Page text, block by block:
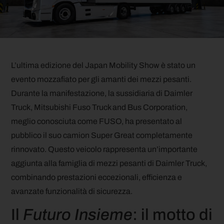
L’ultima edizione del Japan Mobility Show è stato un
evento mozzafiato per gli amanti dei mezzi pesanti.
Durante la manifestazione, la sussidiaria di Daimler
Truck, Mitsubishi Fuso Truck and Bus Corporation,
meglio conosciuta come FUSO, ha presentato al
pubblico il suo camion Super Great completamente
rinnovato. Questo veicolo rappresenta un’importante
aggiunta alla famiglia di mezzi pesanti di Daimler Truck,
combinando prestazioni eccezionali, efficienza e
avanzate funzionalità di sicurezza.
Il Futuro Insieme: il motto di